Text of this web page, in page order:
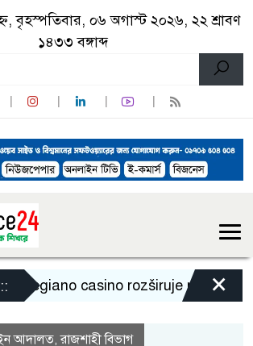
বৃহস্পতিবার, ০৬ অগাস্ট ২০২৬, ২২ শ্রাবণ
১৪৩৩ বঙ্গাব্দ
casino rozširuje ponuku a
×
আদালত,রাজশাহী বিভাগ